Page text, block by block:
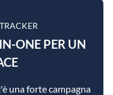
ONE PER UN
una forte campagna